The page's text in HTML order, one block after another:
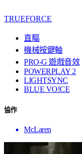
TRUEFORCE
直驅
機械按鍵軸
PRO-G 遊戲音效
POWERPLAY 2
LIGHTSYNC
BLUE VO!CE
協作
McLaren